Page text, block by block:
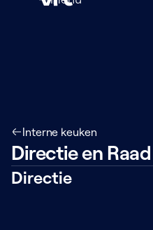
Interne keuken
Directie en
Directie